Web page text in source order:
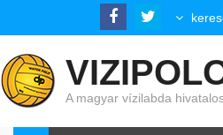
A magyar vízilabda